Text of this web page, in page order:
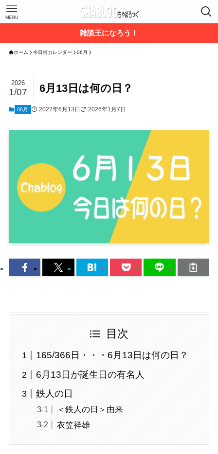
MENU
雑談王になろう！
ホーム 今日何カレンダー 06月
6月13日は何の日？
2026
1/07
06月 2022年6月13日 2026年1月7日
目次
165/366日・・・6月13日は何の日？
6月13日が誕生日の有名人
鉄人の日
＜鉄人の日＞由来
衣笠祥雄